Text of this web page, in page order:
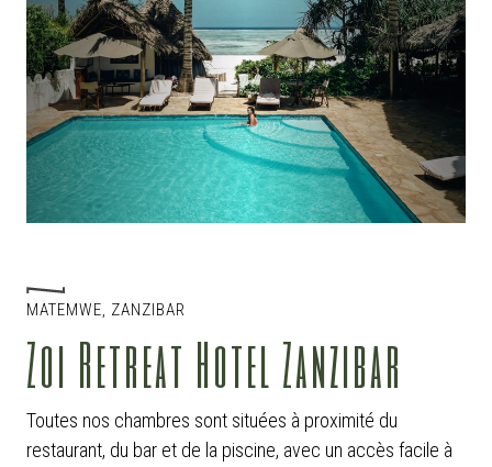
MATEMWE, ZANZIBAR
Zoi Retreat Hotel Zanzibar
Toutes nos chambres sont situées à proximité du
restaurant, du bar et de la piscine, avec un accès facile à